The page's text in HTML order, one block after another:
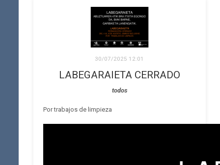
30/07/2025 12:01
LABEGARAIETA CERRADO
todos
Por trabajos de limpieza